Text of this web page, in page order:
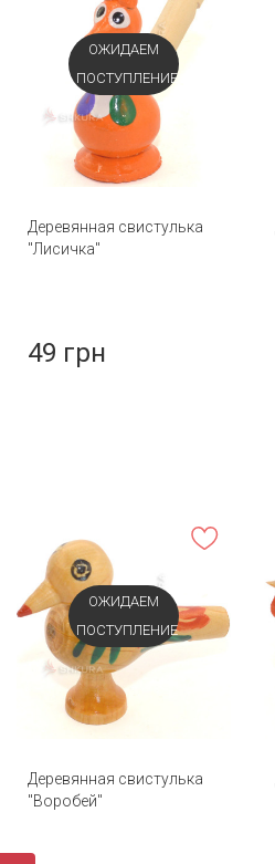
ОЖИДАЕМ
ПОСТУПЛЕНИЕ
Деревянная свистулька
"Лисичка"
49 грн
ОЖИДАЕМ
ПОСТУПЛЕНИЕ
Деревянная свистулька
"Воробей"